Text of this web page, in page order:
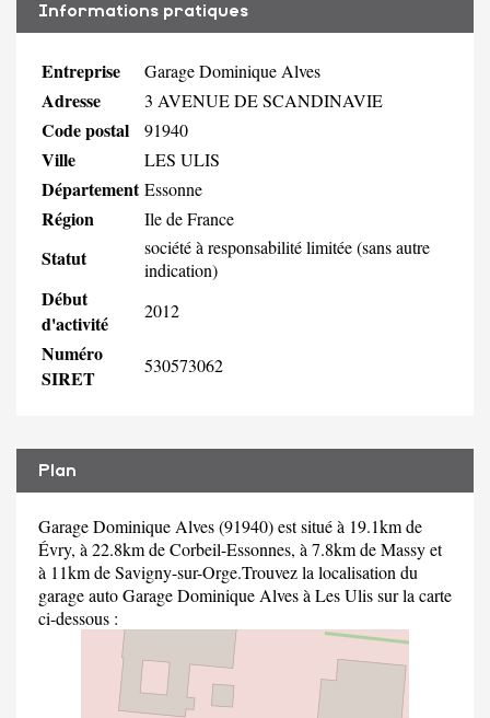
Informations pratiques
Entreprise Garage Dominique Alves
Adresse 3 AVENUE DE SCANDINAVIE
Code postal 91940
Ville LES ULIS
Département Essonne
Région Ile de France
Statut
société à responsabilité limitée (sans autre
indication)
Début
d'activité
2012
Numéro
SIRET
530573062
Plan
Garage Dominique Alves (91940) est situé à 19.1km de
Évry, à 22.8km de Corbeil-Essonnes, à 7.8km de Massy et
à 11km de Savigny-sur-Orge.Trouvez la localisation du
garage auto Garage Dominique Alves à Les Ulis sur la carte
ci-dessous :